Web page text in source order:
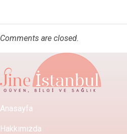
Comments are closed.
Anasayfa
Hakkımızda